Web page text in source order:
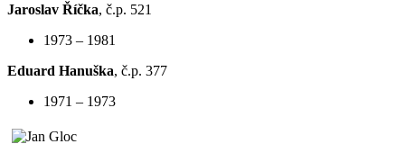
Jaroslav Říčka, č.p. 521
1973 – 1981
Eduard Hanuška, č.p. 377
1971 – 1973